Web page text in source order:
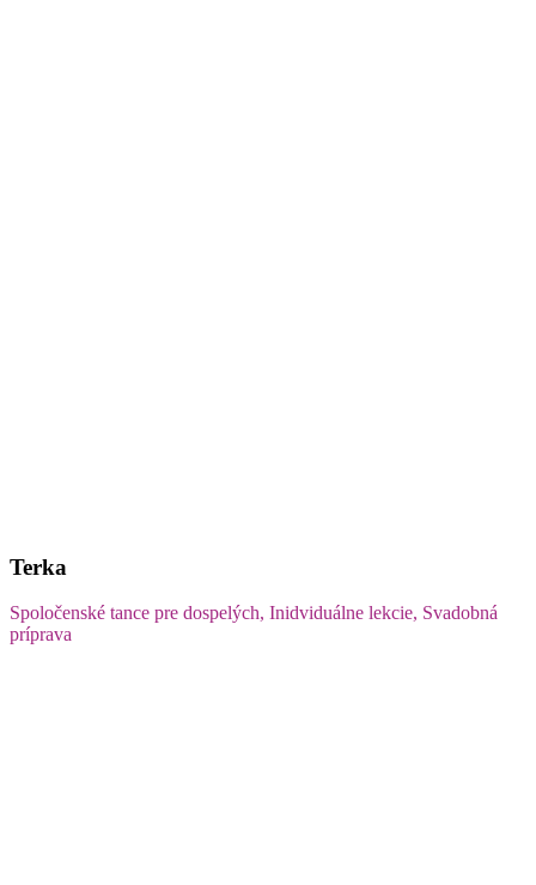
Terka
Spoločenské tance pre dospelých, Inidviduálne lekcie, Svadobná
príprava